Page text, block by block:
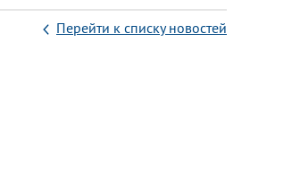
Перейти к списку новостей